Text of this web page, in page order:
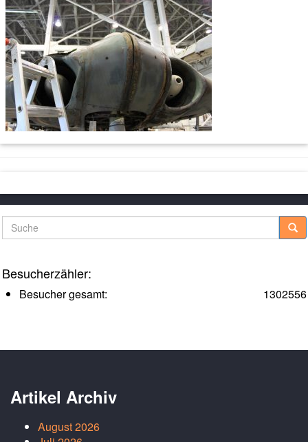
Suche
Besucherzähler:
1302556
Besucher gesamt:
Artikel Archiv
August 2026